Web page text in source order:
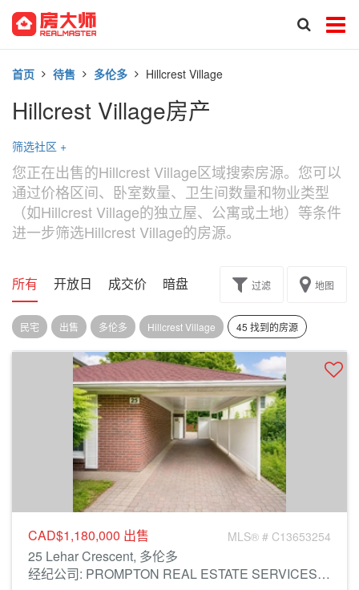
首页 待售 多伦多 Hillcrest Village
Hillcrest Village房产
筛选社区 +
您正在出售的Hillcrest Village区域搜索房源。您可以
通过价格区间、卧室数量、卫生间数量和物业类型
（如Hillcrest Village的独立屋、公寓或土地）等条件
进一步筛选Hillcrest Village的房源。
所有 开放日 成交价 暗盘 楼花转让过滤 地图
民宅 出售 多伦多 Hillcrest Village 45 找到的房源
CAD$1,180,000 出售 MLS® # C13653254
25 Lehar Crescent, 多伦多
经纪公司: PROMPTON REAL ESTATE SERVICES CORP.